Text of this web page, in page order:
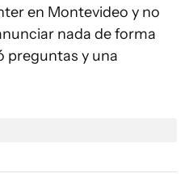
en Montevideo y no
nada de forma
preguntas y una